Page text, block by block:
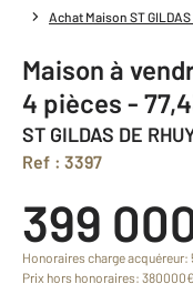
Achat Maison ST GILDAS
Maison à
4 pièces -
ST GILDAS DE
Ref : 3397
399
Honoraires charge acquéreur:
Prix hors honoraires: 380000€